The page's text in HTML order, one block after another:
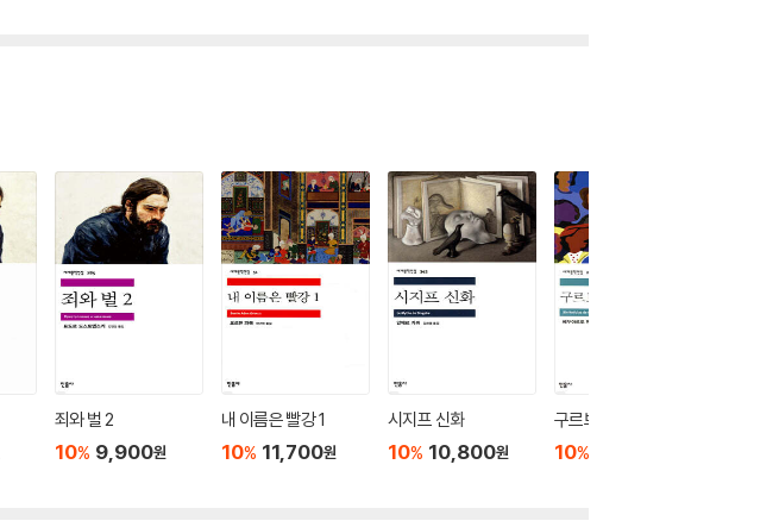
죄와 벌 2
10% 9,900원
내 이름은 빨강 1
10% 11,700원
시지프 신화
10% 10,800원
구르브 연락 없다
10%